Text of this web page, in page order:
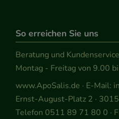
So erreichen Sie uns
Beratung und
Montag - Freitag von 9.00
www.ApoSalis.de · E-Mail:
Ernst-August-Platz 2 ·
Telefon 0511 89 71 80 0 ·